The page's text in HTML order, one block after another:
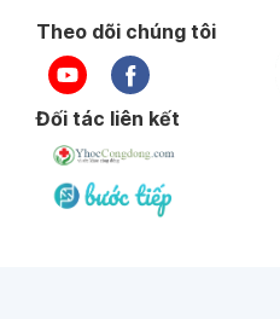
Theo dõi chúng tôi
Đối tác liên kết